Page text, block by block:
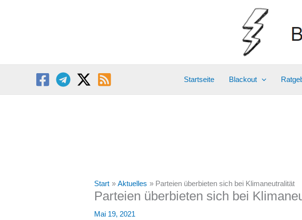
Startseite Blackout
Start Aktuelles Parteien überbieten sich bei Klimaneutralität
Parteien überbieten sich bei
Mai 19, 2021